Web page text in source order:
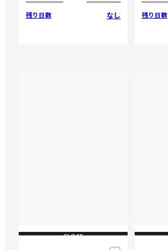
残り日数 なし 残り日数
CLOSE